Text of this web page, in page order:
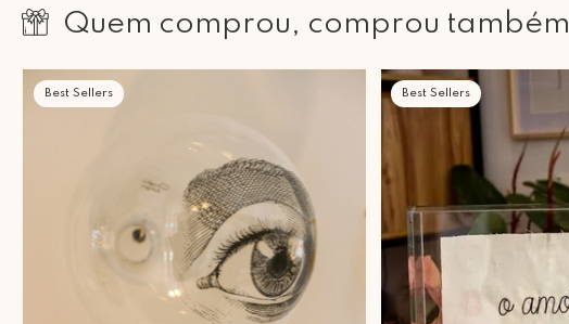
Quem comprou, comprou também
Best Sellers Best Sellers